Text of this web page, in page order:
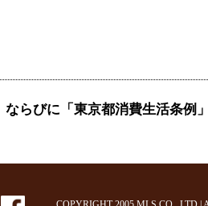
ならびに「東京都消費生活条例